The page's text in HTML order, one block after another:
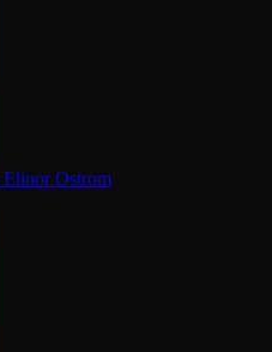
Elinor Ostrom